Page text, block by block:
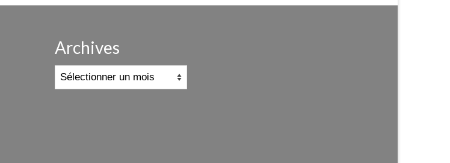
Archives
Archives